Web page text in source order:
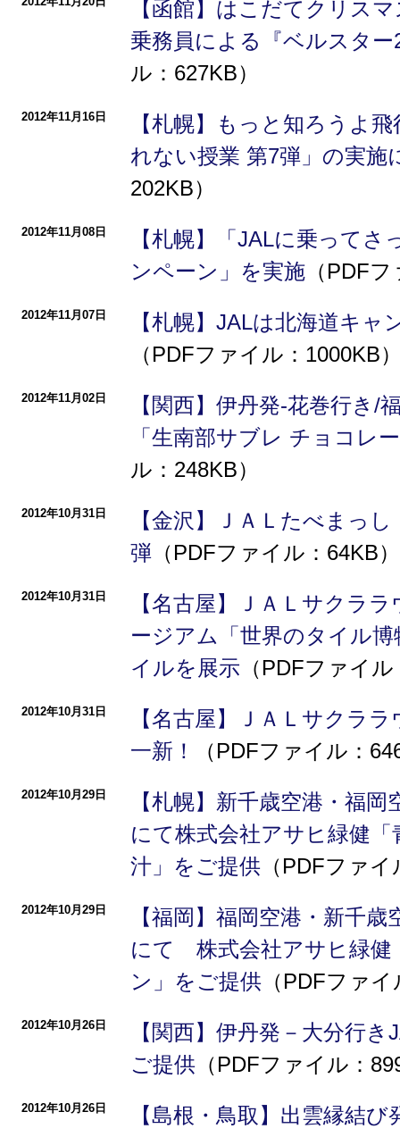
【函館】はこだてクリス
乗務員による『ベルスター
ル：627KB）
2012年11月16日
【札幌】もっと知ろうよ
れない授業 第7弾」の実施
202KB）
2012年11月08日
【札幌】「JALに乗って
ンペーン」を実施（PDFフ
2012年11月07日
【札幌】JALは北海道キ
（PDFファイル：1000KB
2012年11月02日
【関西】伊丹発-花巻行き/
「生南部サブレ チョコレ
ル：248KB）
2012年10月31日
【金沢】ＪＡＬたべまっ
弾（PDFファイル：64KB）
2012年10月31日
【名古屋】ＪＡＬサクラ
ージアム「世界のタイル
イルを展示 （PDFファイ
2012年10月31日
【名古屋】ＪＡＬサクラ
一新！
（PDFファイル：
2012年10月29日
【札幌】新千歳空港・福
にて株式会社アサヒ緑健
汁」をご提供（PDFファイ
2012年10月29日
【福岡】福岡空港・新千
にて 株式会社アサヒ緑健
ン」をご提供（PDFファイ
2012年10月26日
【関西】伊丹発－大分行
ご提供（PDFファイル：
2012年10月26日
【島根・鳥取】出雲縁結